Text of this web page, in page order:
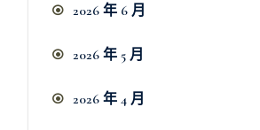
2026 年 6 月
2026 年 5 月
2026 年 4 月